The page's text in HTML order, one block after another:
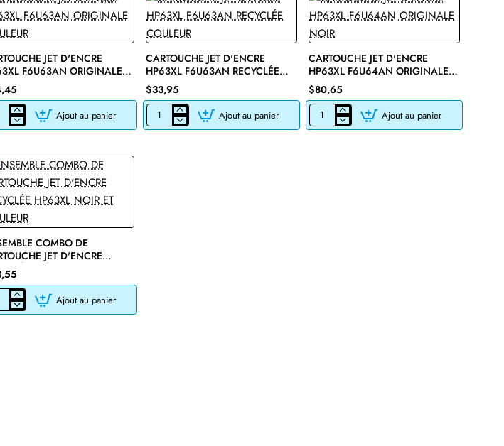
JET D'ENCRE
F6U63AN ORIGINALE
Ajout au panier
CARTOUCHE JET D'ENCRE
HP63XL F6U63AN RECYCLÉE
COULEUR
$33,95
CARTOUCHE
JET
Ajout au panier
CARTOUCHE JET D'ENCRE
HP63XL F6U64AN ORIGINALE
NOIR
$80,65
CARTOUCHE
JET
Ajout au panier
COMBO DE
JET D'ENCRE
HP63XL NOIR ET
Ajout au panier